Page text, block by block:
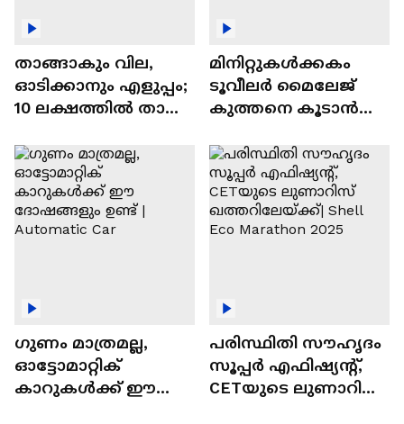
താങ്ങാകും വില,
ഓടിക്കാനും എളുപ്പം;
10 ലക്ഷത്തിൽ താഴെ
ഓട്ടോമാറ്റിക്ക്
എസ്‍യുവികൾ
മിനിറ്റുകൾക്കകം
ടൂവീലർ മൈലേജ്
കുത്തനെ കൂടാൻ
ഗുണം മാത്രമല്ല,
ഓട്ടോമാറ്റിക്
കാറുകൾക്ക് ഈ
പരിസ്ഥിതി സൗഹൃദം
സൂപ്പർ എഫിഷ്യന്റ്,
CETയുടെ ലുണാറിസ്